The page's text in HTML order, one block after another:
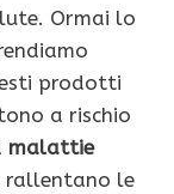
Ormai lo
prodotti
a rischio
malattie
rallentano le